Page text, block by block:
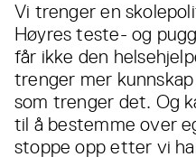
Vi trenger en
Høyres teste- og
får ikke den
trenger mer
som trenger det. Og
til å bestemme over
stoppe opp etter vi